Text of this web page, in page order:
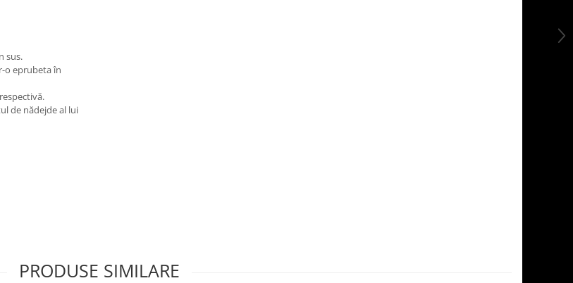
sus.
o eprubeta în
de nădejde al lui
PRODUSE SIMILARE